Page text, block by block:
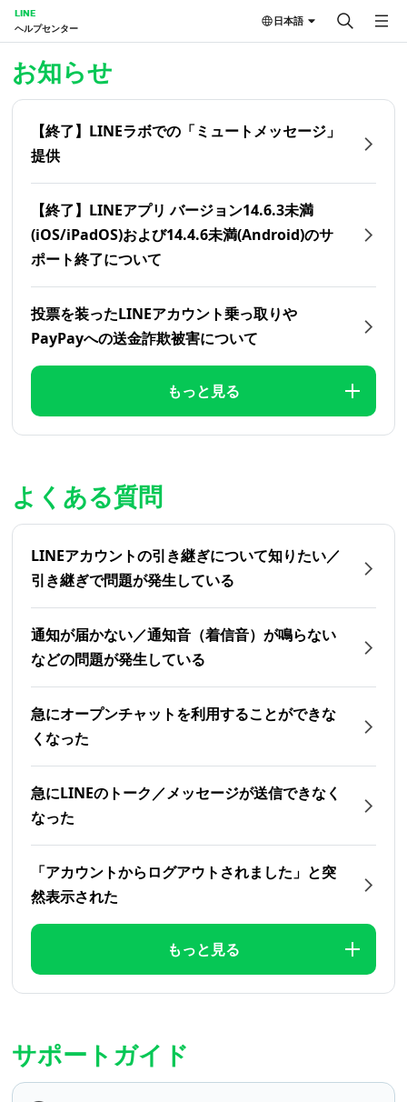
LINE
ヘルプセンター
日本語
お知らせ
【終了】LINEラボでの「ミュートメッセージ」
提供
【終了】LINEアプリ バージョン14.6.3未満
(iOS/iPadOS)および14.4.6未満(Android)のサ
ポート終了について
投票を装ったLINEアカウント乗っ取りや
PayPayへの送金詐欺被害について
もっと見る
よくある質問
LINEアカウントの引き継ぎについて知りたい／
引き継ぎで問題が発生している
通知が届かない／通知音（着信音）が鳴らない
などの問題が発生している
急にオープンチャットを利用することができな
くなった
急にLINEのトーク／メッセージが送信できなく
なった
「アカウントからログアウトされました」と突
然表示された
もっと見る
サポートガイド